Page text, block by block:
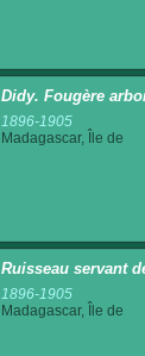
Didy. Fougère
1896-1905
Madagascar, Île de
Ruisseau servant
1896-1905
Madagascar, Île de